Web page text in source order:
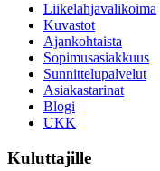
Liikelahjavalikoima
Kuvastot
Ajankohtaista
Sopimusasiakkuus
Sunnittelupalvelut
Asiakastarinat
Blogi
UKK
Kuluttajille